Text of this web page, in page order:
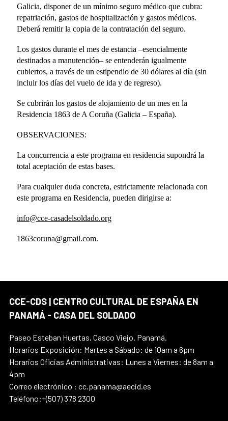
Galicia, disponer de un mínimo seguro médico que cubra:
repatriación, gastos de hospitalización y gastos médicos.
Deberá remitir la copia de la contratación del seguro.
Los gastos durante el mes de estancia –esencialmente
destinados a manutención– se entenderán igualmente
cubiertos, a través de un estipendio de 30 dólares al día (sin
incluir los días del vuelo de ida y de regreso).
Se cubrirán los gastos de alojamiento de un mes en la
Residencia 1863 de A Coruña (Galicia – España).
OBSERVACIONES:
La concurrencia a este programa en residencia supondrá la
total aceptación de estas bases.
Para cualquier duda concreta, estrictamente relacionada con
este programa en Residencia, pueden dirigirse a:
info@cce-casadelsoldado.org
1863coruna@gmail.com.
CCE-CDS | CENTRO CULTURAL DE ESPAÑA EN
PANAMÁ - CASA DEL SOLDADO
Paseo Esteban Huertas, Casco Viejo. Panamá.
Horarios Exposición: Martes a Sábado: de 10am a 6pm
Horarios Oficias Administrativas: Lunes a Viernes: de 8am a
4pm
Correo electrónico : cc.panama@aecid.es
Teléfono:+(507) 378 2300